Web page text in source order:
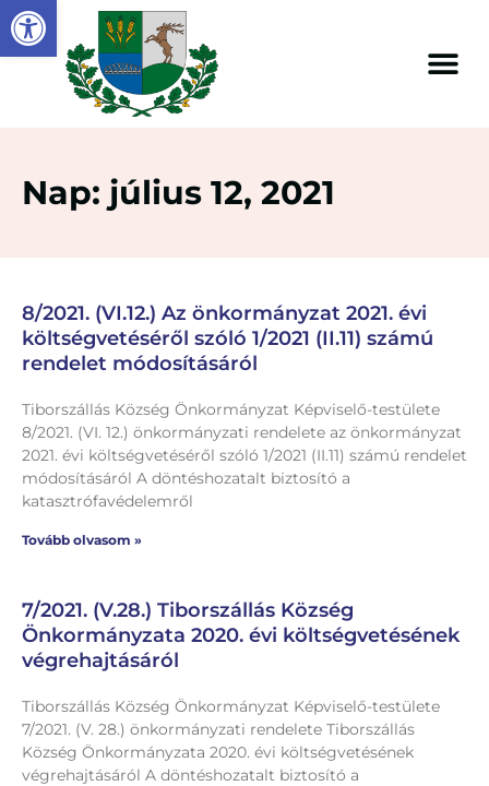
Eszköztár megnyitása
Nap: július 12, 2021
8/2021. (VI.12.) Az önkormányzat 2021. évi
költségvetéséről szóló 1/2021 (II.11) számú
rendelet módosításáról
Tiborszállás Község Önkormányzat Képviselő-testülete
8/2021. (VI. 12.) önkormányzati rendelete az önkormányzat
2021. évi költségvetéséről szóló 1/2021 (II.11) számú rendelet
módosításáról A döntéshozatalt biztosító a
katasztrófavédelemről
Tovább olvasom »
7/2021. (V.28.) Tiborszállás Község
Önkormányzata 2020. évi költségvetésének
végrehajtásáról
Tiborszállás Község Önkormányzat Képviselő-testülete
7/2021. (V. 28.) önkormányzati rendelete Tiborszállás
Község Önkormányzata 2020. évi költségvetésének
végrehajtásáról A döntéshozatalt biztosító a